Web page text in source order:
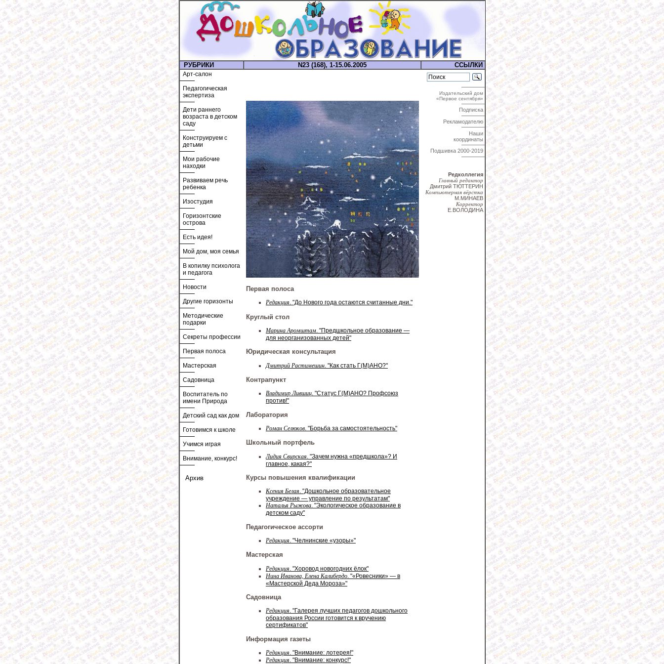
РУБРИКИ N23 (168), 1-15.06.2005 ССЫЛКИ
Арт-салон
Педагогическая
экспертиза
Дети раннего
возраста в детском
саду
Конструируем с
детьми
Мои рабочие
находки
Развиваем речь
ребенка
Изостудия
Горизонтские
острова
Есть идея!
Мой дом, моя семья
В копилку психолога
и педагога
Новости
Другие горизонты
Методические
подарки
Секреты профессии
Первая полоса
Мастерская
Садовница
Воспитатель по
имени Природа
Детский сад как дом
Готовимся к школе
Учимся играя
Внимание, конкурс!
Архив
Первая полоса
Редакция. "До Нового года остаются считанные дни."
Круглый стол
Марина Аромштам. "Предшкольное образование —
для неорганизованных детей"
Юридическая консультация
Дмитрий Растимешин . "Как стать Г(М)АНО?"
Контрапункт
Владимир Лившиц. "Статус Г(М)АНО? Профсоюз
против!"
Лаборатория
Роман Селюков. "Борьба за самостоятельность"
Школьный портфель
Лидия Свирская . "Зачем нужна «предшкола»? И
главное, какая?"
Курсы повышения квалификации
Ксения Белая. "Дошкольное образовательное
учреждение — управление по результатам"
Наталья Рыжова. "Экологическое образование в
детском саду"
Педагогическое ассорти
Редакция. "Челнинские «узоры»"
Мастерская
Редакция . "Хоровод новогодних ёлок"
Нина Иванова, Елена Калибердо . "«Ровесники» — в
«Мастерской Деда Мороза»"
Садовница
Редакция. "Галерея лучших педагогов дошкольного
образования России готовится к вручению
сертификатов"
Информация газеты
Редакция. "Внимание: лотерея!"
Редакция. "Внимание: конкурс!"
Издательский дом
«Первое сентября»
Подписка
Рекламодателю
Наши
координаты
Подшивка 2000-2019
Редколлегия
Главный редактор
Дмитрий ТЮТТЕРИН
Компьютерная вёрстка
М.МИНАЕВ
Корректор
Е.ВОЛОДИНА